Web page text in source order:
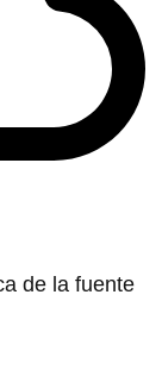
de la fuente